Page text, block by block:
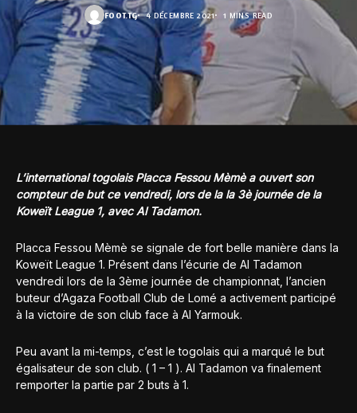
FOOT.TG 4 DÉCEMBRE 2021 1 MINS READ
L’international togolais Placca Fessou Mèmè a ouvert son
compteur de but ce vendredi, lors de la la 3è journée de la
Koweït League 1, avec Al Tadamon.
Placca Fessou Mèmè se signale de fort belle manière dans la
Koweït League 1. Présent dans l’écurie de Al Tadamon
vendredi lors de la 3ème journée de championnat, l’ancien
buteur d’Agaza Football Club de Lomé a activement participé
à la victoire de son club face à Al Yarmouk.
Peu avant la mi-temps, c’est le togolais qui a marqué le but
égalisateur de son club. ( 1 – 1 ). Al Tadamon va finalement
remporter la partie par 2 buts à 1.